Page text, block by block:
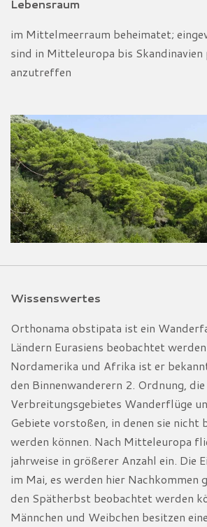
Lebensraum
im Mittelmeerraum beheimatet;
sind in Mitteleuropa bis
anzutreffen
Wissenswertes
Orthonama obstipata ist ein
Ländern Eurasiens beobachtet
Nordamerika und Afrika ist er
den Binnenwanderern 2. Ordnung,
Verbreitungsgebietes Wanderflüge
Gebiete vorstoßen, in denen sie nicht
werden können. Nach Mitteleuropa
jahrweise in größerer Anzahl ein. Die
im Mai, es werden hier Nachkommen
den Spätherbst beobachtet werden
Männchen und Weibchen besitzen